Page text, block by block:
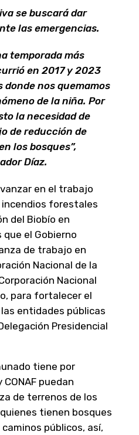
se buscará dar
las emergencias.
temporada más
en 2017 y 2023
donde nos quemamos
de la niña. Por
la necesidad de
de reducción de
los bosques”,
Díaz.
en el trabajo
forestales
del Biobío en
el Gobierno
de trabajo en
Nacional de la
Nacional
para fortalecer el
entidades públicas
Presidencial
tiene por
puedan
de terrenos de los
tienen bosques
públicos, así,